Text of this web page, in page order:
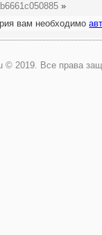
»
вам необходимо
© 2019. Все права